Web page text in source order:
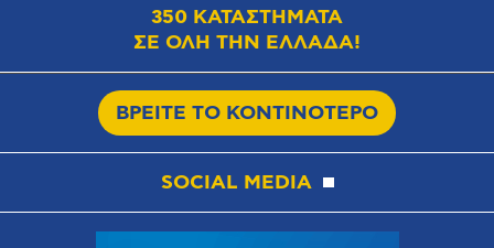
350 ΚΑΤΑΣΤΗΜΑΤΑ
ΣΕ ΟΛΗ ΤΗΝ ΕΛΛΑΔΑ!
ΒΡΕΙΤΕ ΤΟ ΚΟΝΤΙΝΟΤΕΡΟ
SOCIAL MEDIA